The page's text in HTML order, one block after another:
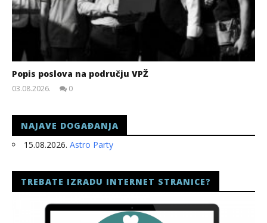
Popis poslova na području VPŽ
03.08.2026.
0
NAJAVE DOGAĐANJA
15.08.2026. Astro Party
TREBATE IZRADU INTERNET STRANICE?